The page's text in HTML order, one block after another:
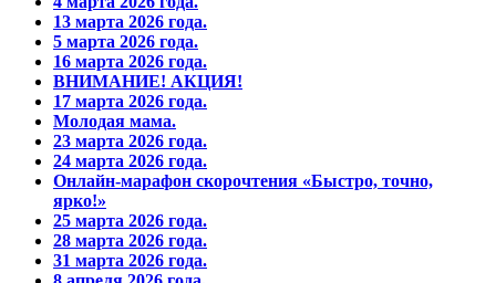
13 марта 2026 года.
5 марта 2026 года.
16 марта 2026 года.
ВНИМАНИЕ! АКЦИЯ!
17 марта 2026 года.
Молодая мама.
23 марта 2026 года.
24 марта 2026 года.
Онлайн-марафон скорочтения «Быстро, точно,
ярко!»
25 марта 2026 года.
28 марта 2026 года.
31 марта 2026 года.